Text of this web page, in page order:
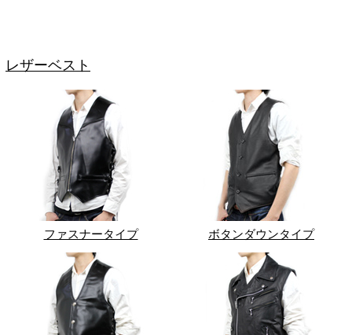
レザーベスト
ファスナータイプ ボタンダウンタイプ